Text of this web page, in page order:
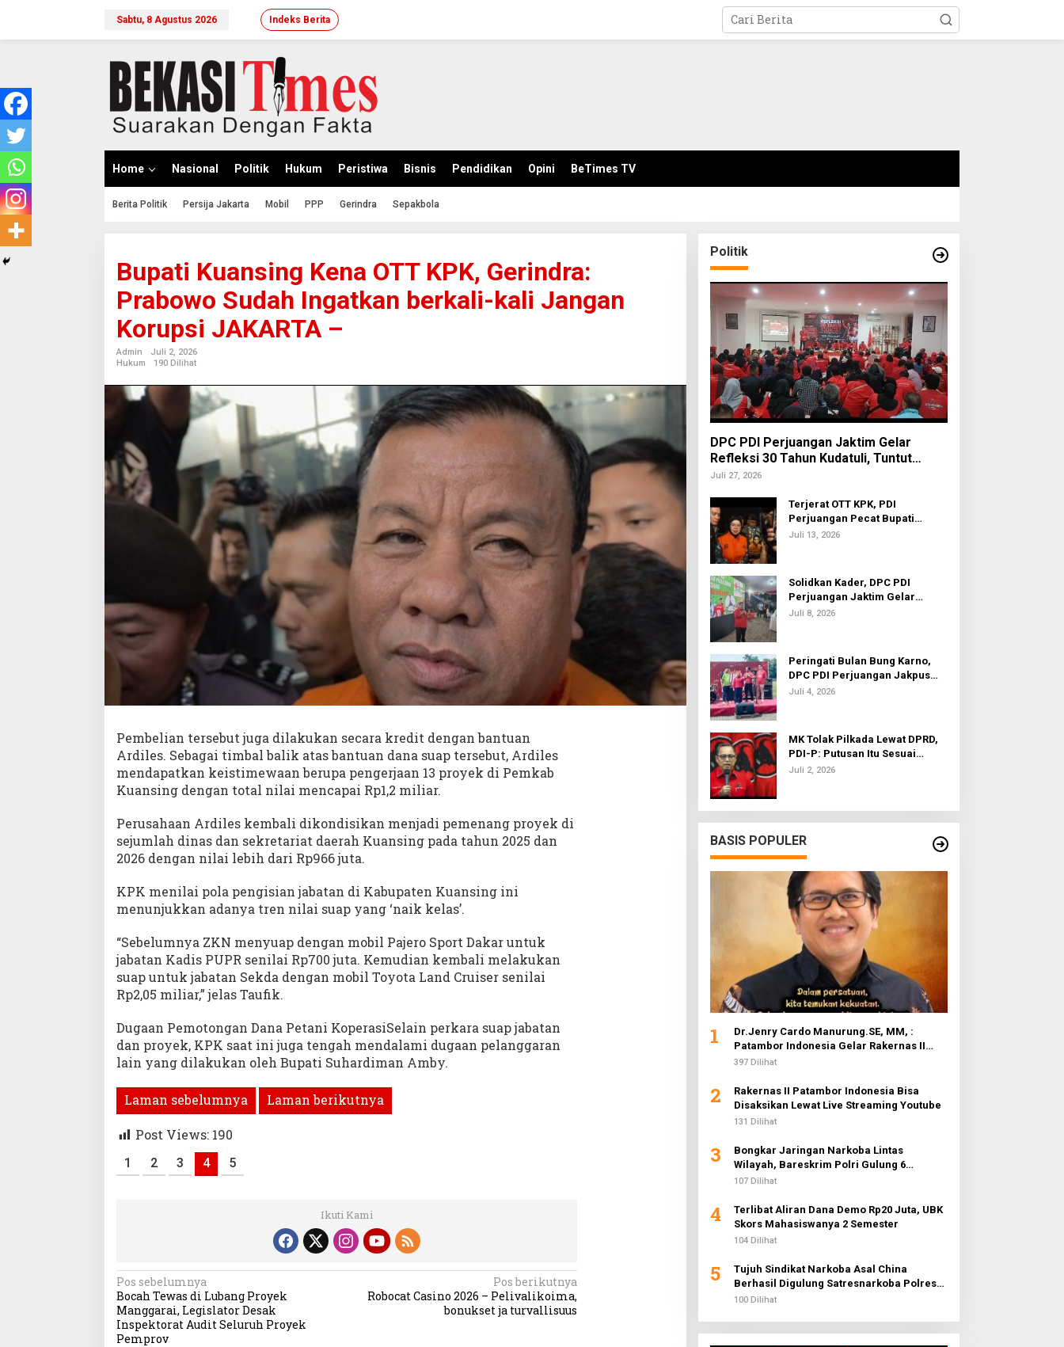
Sabtu, 8 Agustus 2026 Indeks Berita
Home Nasional Politik Hukum Peristiwa Bisnis Pendidikan Opini BeTimes TV
Berita Politik Persija Jakarta Mobil PPP Gerindra Sepakbola
Bupati Kuansing Kena OTT KPK, Gerindra:
Prabowo Sudah Ingatkan berkali-kali Jangan
Korupsi JAKARTA –
Admin
Juli 2, 2026
Hukum
190 Dilihat
Pembelian tersebut juga dilakukan secara kredit dengan bantuan
Ardiles. Sebagai timbal balik atas bantuan dana suap tersebut, Ardiles
mendapatkan keistimewaan berupa pengerjaan 13 proyek di Pemkab
Kuansing dengan total nilai mencapai Rp1,2 miliar.
Perusahaan Ardiles kembali dikondisikan menjadi pemenang proyek di
sejumlah dinas dan sekretariat daerah Kuansing pada tahun 2025 dan
2026 dengan nilai lebih dari Rp966 juta.
KPK menilai pola pengisian jabatan di Kabupaten Kuansing ini
menunjukkan adanya tren nilai suap yang ‘naik kelas’.
“Sebelumnya ZKN menyuap dengan mobil Pajero Sport Dakar untuk
jabatan Kadis PUPR senilai Rp700 juta. Kemudian kembali melakukan
suap untuk jabatan Sekda dengan mobil Toyota Land Cruiser senilai
Rp2,05 miliar,” jelas Taufik.
Dugaan Pemotongan Dana Petani KoperasiSelain perkara suap jabatan
dan proyek, KPK saat ini juga tengah mendalami dugaan pelanggaran
lain yang dilakukan oleh Bupati Suhardiman Amby.
Laman sebelumnya Laman berikutnya
Post Views: 190
1 2 3 4 5
Ikuti Kami
Navigasi
pos
Pos sebelumnya
Bocah Tewas di Lubang Proyek
Manggarai, Legislator Desak
Inspektorat Audit Seluruh Proyek
Pemprov
Pos berikutnya
Robocat Casino 2026 – Pelivalikoima,
bonukset ja turvallisuus
Politik
DPC PDI Perjuangan Jaktim Gelar
Refleksi 30 Tahun Kudatuli, Tuntut
Penuntasan Hukum Aktor Intelektual
Juli 27, 2026
Terjerat OTT KPK, PDI
Perjuangan Pecat Bupati
Sukoharjo Etik Suryani
Juli 13, 2026
Solidkan Kader, DPC PDI
Perjuangan Jaktim Gelar
Nobar Piala Dunia 2026
Juli 8, 2026
Peringati Bulan Bung Karno,
DPC PDI Perjuangan Jakpus
Gelar Turnamen Sepak Bola U-
Juli 4, 2026
MK Tolak Pilkada Lewat DPRD,
PDI-P: Putusan Itu Sesuai
dengan Semangat Reformasi
Juli 2, 2026
BASIS POPULER
1
Dr.Jenry Cardo Manurung.SE, MM, :
Patambor Indonesia Gelar Rakernas II
Evaluasi Program Kerja
397 Dilihat
2
Rakernas II Patambor Indonesia Bisa
Disaksikan Lewat Live Streaming Youtube
131 Dilihat
3
Bongkar Jaringan Narkoba Lintas
Wilayah, Bareskrim Polri Gulung 6
Pengedar dan Buru 2 DPO
107 Dilihat
4
Terlibat Aliran Dana Demo Rp20 Juta, UBK
Skors Mahasiswanya 2 Semester
104 Dilihat
5
Tujuh Sindikat Narkoba Asal China
Berhasil Digulung Satresnarkoba Polres
Metro Jakarta Barat
100 Dilihat